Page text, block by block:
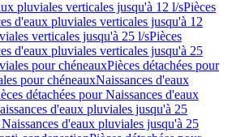
pluviales verticales jusqu'à 12 l/sPièces
d'eaux pluviales verticales jusqu'à 12
verticales jusqu'à 25 l/sPièces
d'eaux pluviales verticales jusqu'à 25
pour chéneauxPièces détachées pour
pour chéneauxNaissances d'eaux
détachées pour Naissances d'eaux
d'eaux pluviales jusqu'à 25
d'eaux pluviales jusqu'à 25